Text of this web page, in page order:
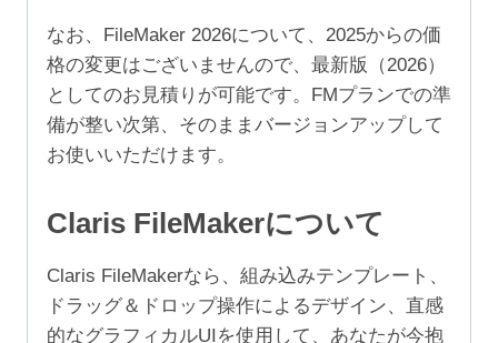
ッ
ク/NPO
50-
99
ユ
ザ）
なお、FileMaker 2026について、2025からの価
格の変更はございませんので、最新版（2026）
としてのお見積りが可能です。FMプランでの準
備が整い次第、そのままバージョンアップして
お使いいただけます。
Claris FileMakerについて
Claris FileMakerなら、組み込みテンプレート、
ドラッグ＆ドロップ操作によるデザイン、直感
的なグラフィカルUIを使用して、あなたが今抱